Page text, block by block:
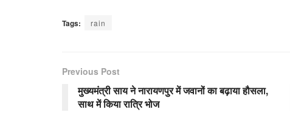
Tags: rain
Previous Post
मुख्यमंत्री साय ने नारायणपुर में जवानों का बढ़ाया हौसला,
साथ में किया रात्रि भोज